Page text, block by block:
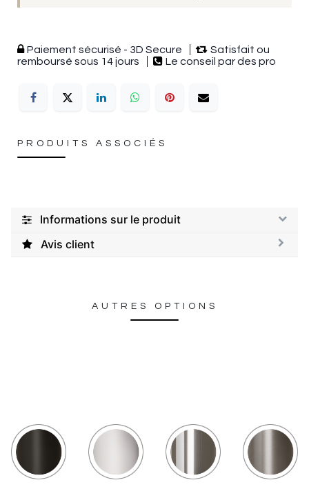
Paiement sécurisé - 3D Secure
Satisfait ou
remboursé sous 14 jours
Le conseil par des pro
PRODUITS ASSOCIÉS
Informations sur le produit
Avis client
AUTRES OPTIONS